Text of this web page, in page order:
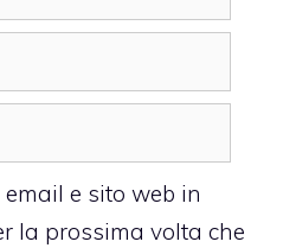
e sito web in
la prossima volta che